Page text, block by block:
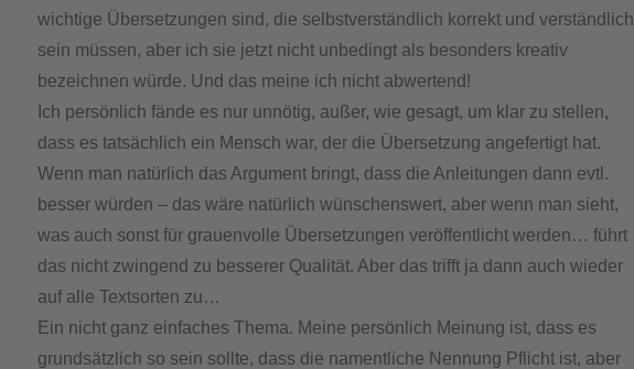
wichtige Übersetzungen sind, die selbstverständlich korrekt und verständlich
sein müssen, aber ich sie jetzt nicht unbedingt als besonders kreativ
bezeichnen würde. Und das meine ich nicht abwertend!
Ich persönlich fände es nur unnötig, außer, wie gesagt, um klar zu stellen,
dass es tatsächlich ein Mensch war, der die Übersetzung angefertigt hat.
Wenn man natürlich das Argument bringt, dass die Anleitungen dann evtl.
besser würden – das wäre natürlich wünschenswert, aber wenn man sieht,
was auch sonst für grauenvolle Übersetzungen veröffentlicht werden… führt
das nicht zwingend zu besserer Qualität. Aber das trifft ja dann auch wieder
auf alle Textsorten zu…
Ein nicht ganz einfaches Thema. Meine persönlich Meinung ist, dass es
grundsätzlich so sein sollte, dass die namentliche Nennung Pflicht ist, aber